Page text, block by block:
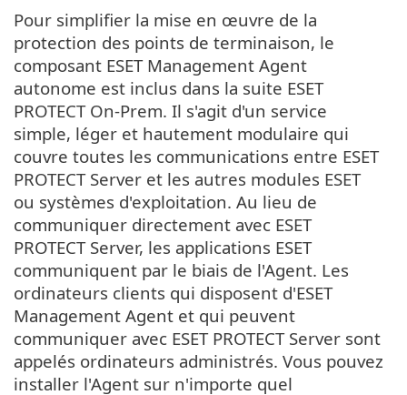
Pour simplifier la mise en œuvre de la
protection des points de terminaison, le
composant ESET Management Agent
autonome est inclus dans la suite ESET
PROTECT On-Prem. Il s'agit d'un service
simple, léger et hautement modulaire qui
couvre toutes les communications entre ESET
PROTECT Server et les autres modules ESET
ou systèmes d'exploitation. Au lieu de
communiquer directement avec ESET
PROTECT Server, les applications ESET
communiquent par le biais de l'Agent. Les
ordinateurs clients qui disposent d'ESET
Management Agent et qui peuvent
communiquer avec ESET PROTECT Server sont
appelés ordinateurs administrés. Vous pouvez
installer l'Agent sur n'importe quel